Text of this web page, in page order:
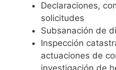
Declaraciones,
solicitudes
Subsanación de
Inspección
actuaciones de